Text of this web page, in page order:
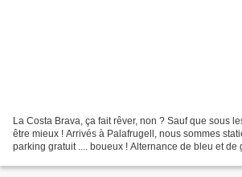
La Costa Brava, ça fait rêver, non ? Sauf que sous
être mieux ! Arrivés à Palafrugell, nous sommes
parking gratuit .... boueux ! Alternance de bleu et de